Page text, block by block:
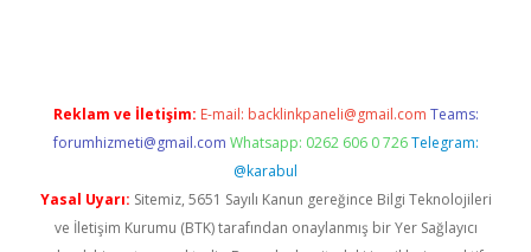
Reklam ve İletişim: E-mail: backlinkpaneli@gmail.com Teams:
forumhizmeti@gmail.com Whatsapp: 0262 606 0 726 Telegram:
@karabul
Yasal Uyarı: Sitemiz, 5651 Sayılı Kanun gereğince Bilgi Teknolojileri
ve İletişim Kurumu (BTK) tarafından onaylanmış bir Yer Sağlayıcı